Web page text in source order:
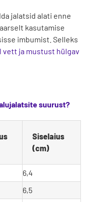
jalatsid alati enne
kasutamise
imbumist. Selleks
vett ja mustust hülgav
suurust?
Siselaius
(cm)
6,4
6,5